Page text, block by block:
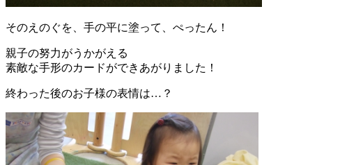
そのえのぐを、手の平に塗って、ぺったん！
親子の努力がうかがえる
素敵な手形のカードができあがりました！
終わった後のお子様の表情は…？